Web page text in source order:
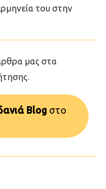
του στην
μας στα
Blog στo